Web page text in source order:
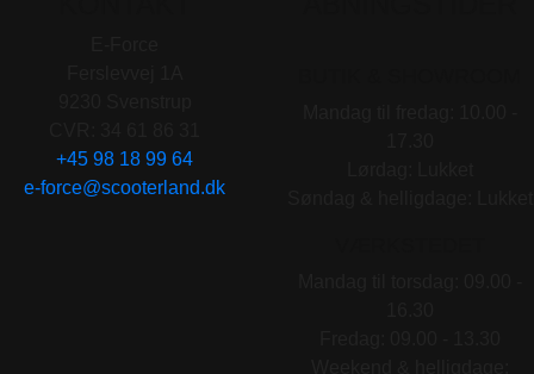
+45 98 18 99 64
e-force@scooterland.dk